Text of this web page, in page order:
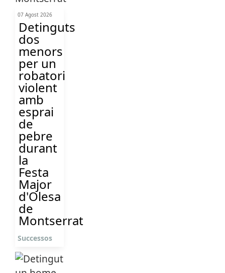
07 Agost 2026
Detinguts
dos
menors
per un
robatori
violent
amb
esprai
de
pebre
durant
la
Festa
Major
d'Olesa
de
Montserrat
Successos